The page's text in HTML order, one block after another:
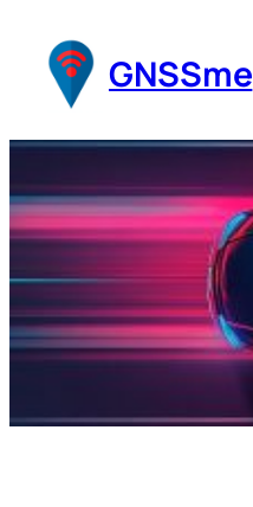
содержимомуGNSSme